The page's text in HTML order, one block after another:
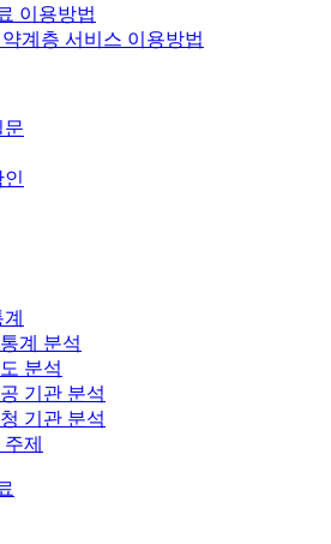
이용방법
계층 서비스 이용방법
문
계 분석
분석
기관 분석
기관 분석
제